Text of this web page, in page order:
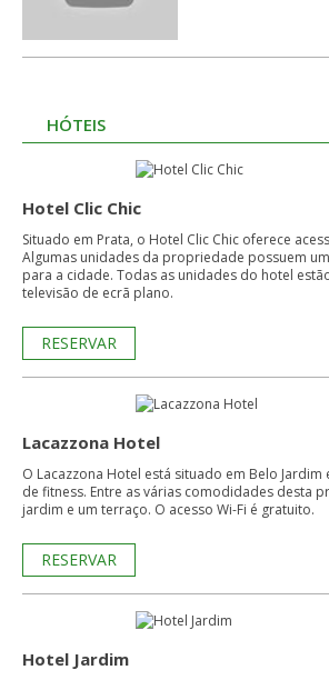
HÓTEIS
Hotel Clic Chic
Situado em Prata, o Hotel Clic Chic oferece
Algumas unidades da propriedade possuem
para a cidade. Todas as unidades do hotel estão equipadas com uma
televisão de ecrã plano.
RESERVAR
Lacazzona Hotel
O Lacazzona Hotel está situado em Belo
de fitness. Entre as várias comodidades desta
jardim e um terraço. O acesso Wi-Fi é gratuito.
RESERVAR
Hotel Jardim